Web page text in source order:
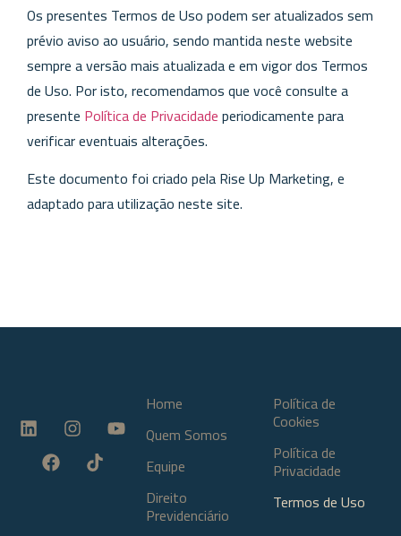
Os presentes Termos de Uso podem ser atualizados sem
prévio aviso ao usuário, sendo mantida neste website
sempre a versão mais atualizada e em vigor dos Termos
de Uso. Por isto, recomendamos que você consulte a
presente Política de Privacidadeperiodicamente para
verificar eventuais alterações.
Este documento foi criado pela Rise Up Marketing, e
adaptado para utilização neste site.
Home
Quem Somos
Equipe
Direito
Previdenciário
Política de
Cookies
Política de
Privacidade
Termos de Uso